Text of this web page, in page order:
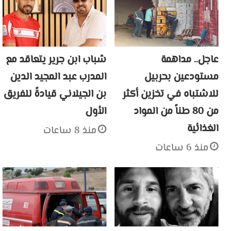
عاجل.. مداهمة
مستودعين بحربيل
للاشتباه في تخزين أكثر
من 80 طناً من المواد
الغذائية
منذ 6 ساعات
شباب ابن جرير يتعاقد مع
المدرب عبد المجيد الدين
بن الجيلاني قيادةً للفريق
الأول
منذ 8 ساعات